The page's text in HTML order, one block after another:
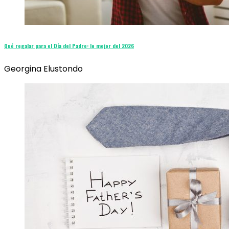
Qué regalar para el Día del Padre: lo mejor del 2026
Georgina Elustondo